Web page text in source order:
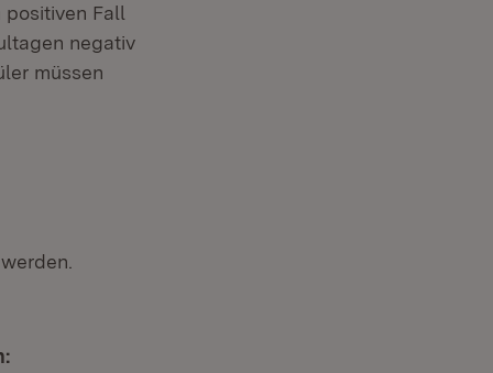
Fall
negativ
müssen